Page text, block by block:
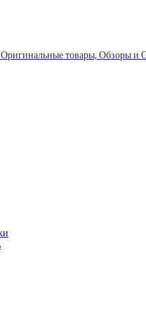
товары, Обзоры и